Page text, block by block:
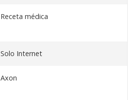
Receta médica
Solo Internet
Axon